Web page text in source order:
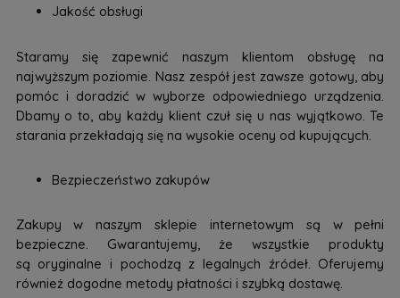
Jakość obsługi
Staramy się zapewnić naszym klientom obsługę na
najwyższym poziomie. Nasz zespół jest zawsze gotowy, aby
pomóc i doradzić w wyborze odpowiedniego urządzenia.
Dbamy o to, aby każdy klient czuł się u nas wyjątkowo. Te
starania przekładają się na wysokie oceny od kupujących.
Bezpieczeństwo zakupów
Zakupy w naszym sklepie internetowym są w pełni
bezpieczne. Gwarantujemy, że wszystkie produkty
są oryginalne i pochodzą z legalnych źródeł. Oferujemy
również dogodne metody płatności i szybką dostawę.